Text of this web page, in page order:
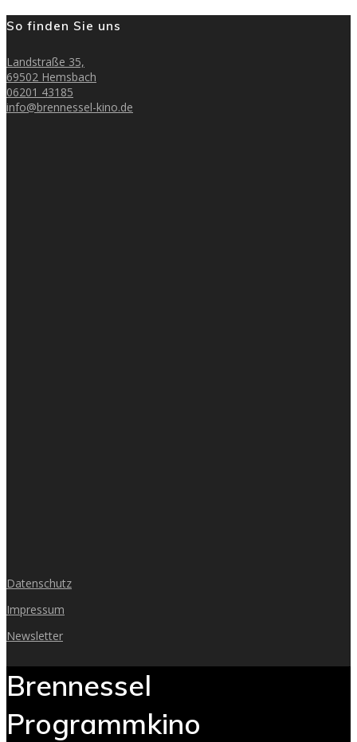
So finden Sie uns
Landstraße 35,
69502 Hemsbach
06201 43185
info@brennessel-kino.de
Datenschutz
Impressum
Newsletter
Brennessel
Programmkino